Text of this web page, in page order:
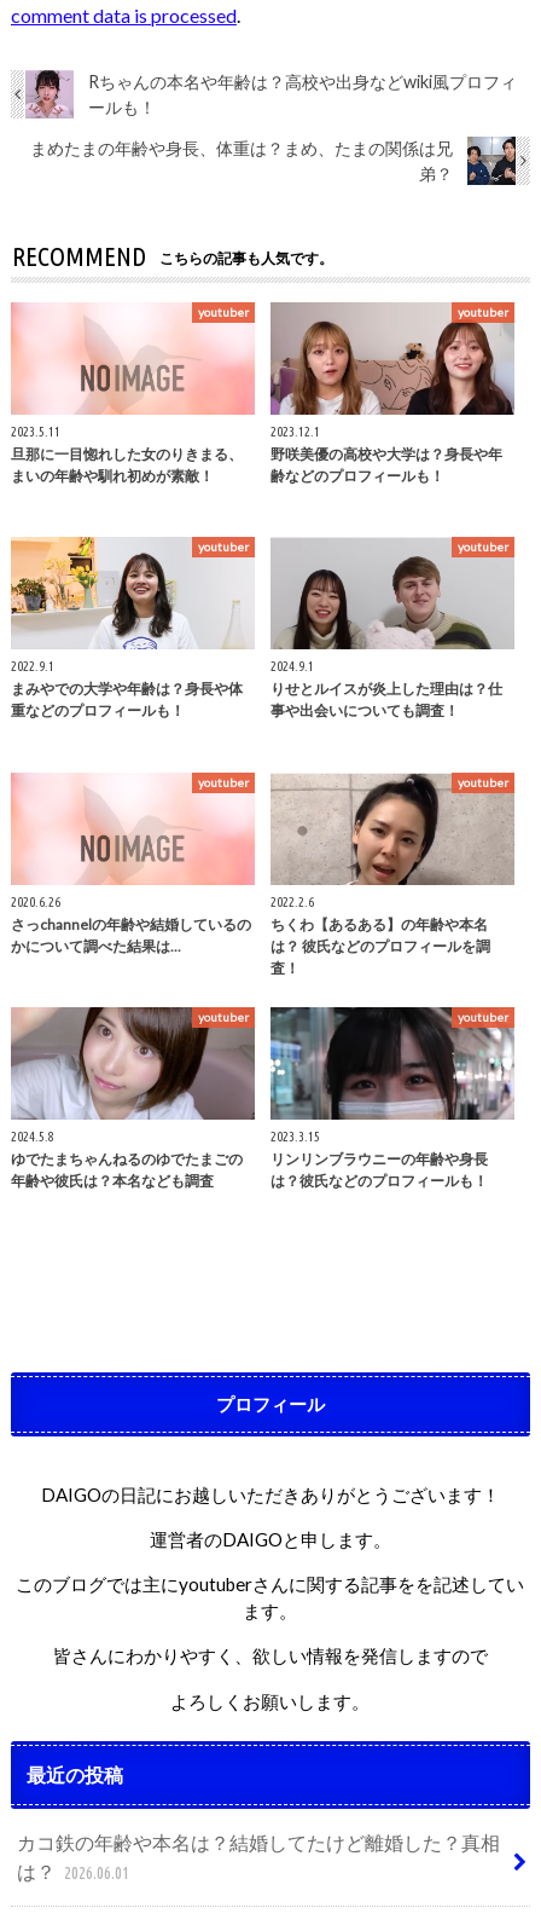
comment data is processed.
Rちゃんの本名や年齢は？高校や出身などwiki風プロフィ
ールも！
まめたまの年齢や身長、体重は？まめ、たまの関係は兄
弟？
RECOMMEND こちらの記事も人気です。
youtuber
2023.5.11
旦那に一目惚れした女のりきまる、
まいの年齢や馴れ初めが素敵！
youtuber
2023.12.1
野咲美優の高校や大学は？身長や年
齢などのプロフィールも！
youtuber
2022.9.1
まみやでの大学や年齢は？身長や体
重などのプロフィールも！
youtuber
2024.9.1
りせとルイスが炎上した理由は？仕
事や出会いについても調査！
youtuber
2020.6.26
さっchannelの年齢や結婚しているの
かについて調べた結果は...
youtuber
2022.2.6
ちくわ【あるある】の年齢や本名
は？ 彼氏などのプロフィールを調
査！
youtuber
2024.5.8
ゆでたまちゃんねるのゆでたまごの
年齢や彼氏は？本名なども調査
youtuber
2023.3.15
リンリンブラウニーの年齢や身長
は？彼氏などのプロフィールも！
プロフィール
DAIGOの日記にお越しいただきありがとうございます！
運営者のDAIGOと申します。
このブログでは主にyoutuberさんに関する記事をを記述してい
ます。
皆さんにわかりやすく、欲しい情報を発信しますので
よろしくお願いします。
最近の投稿
カコ鉄の年齢や本名は？結婚してたけど離婚した？真相
は？
2026.06.01